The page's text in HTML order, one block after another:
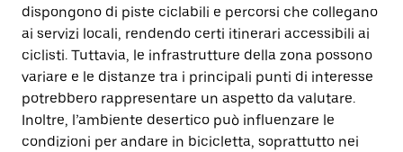
dispongono di piste ciclabili e percorsi che collegano
ai servizi locali, rendendo certi itinerari accessibili ai
ciclisti. Tuttavia, le infrastrutture della zona possono
variare e le distanze tra i principali punti di interesse
potrebbero rappresentare un aspetto da valutare.
Inoltre, l’ambiente desertico può influenzare le
condizioni per andare in bicicletta, soprattutto nei